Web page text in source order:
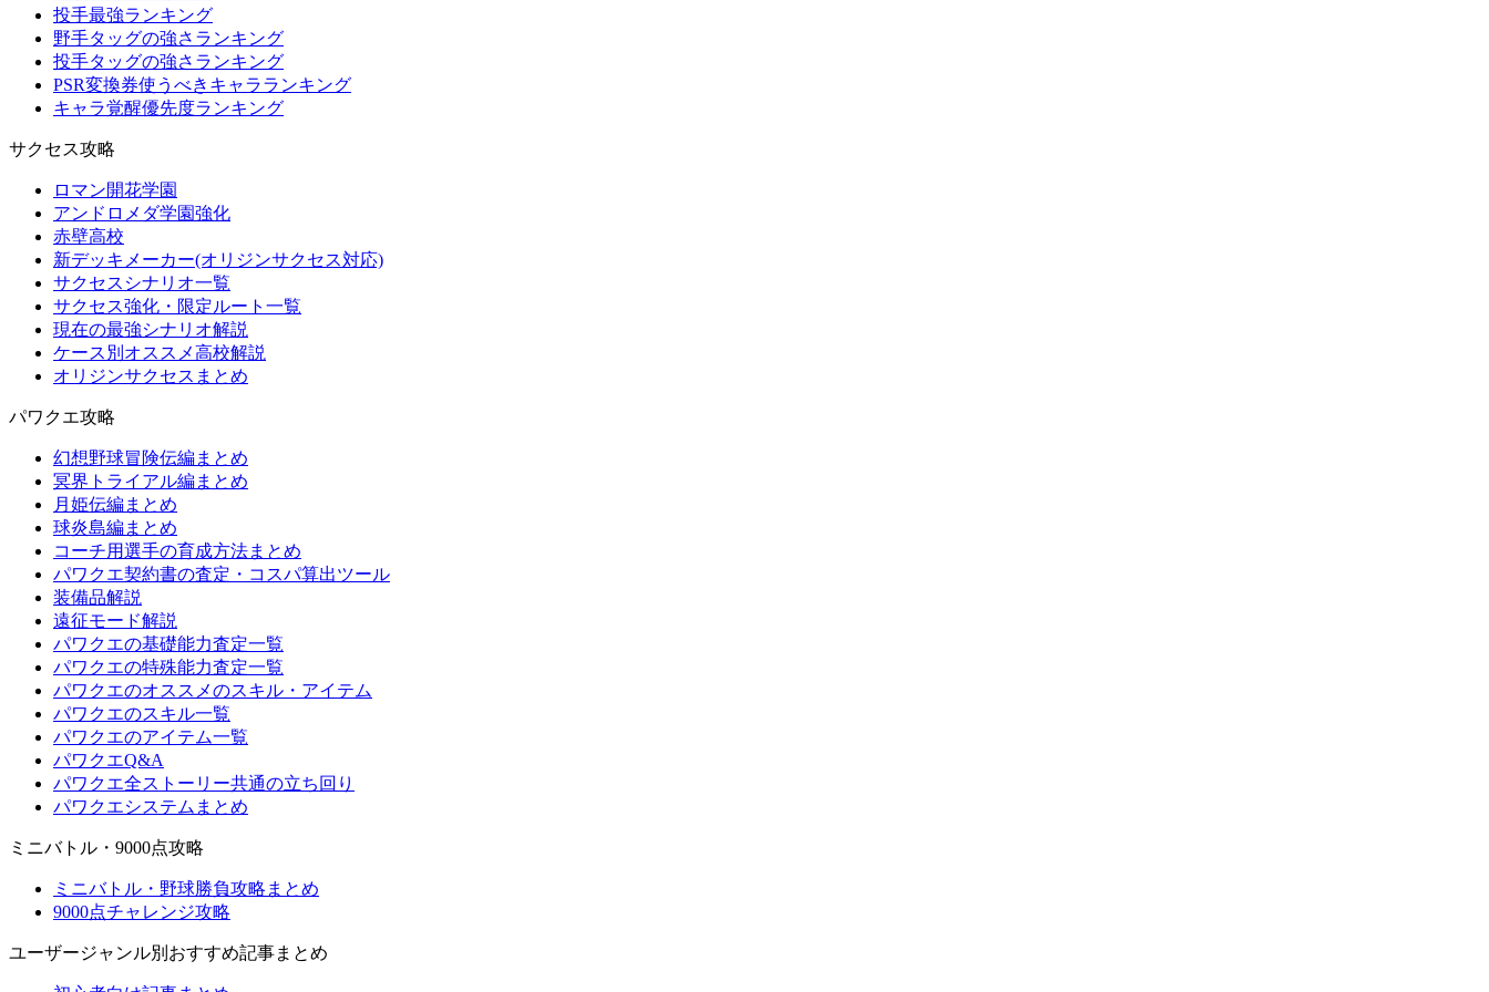
投手最強ランキング
野手タッグの強さランキング
投手タッグの強さランキング
PSR変換券使うべきキャラランキング
キャラ覚醒優先度ランキング
サクセス攻略
ロマン開花学園
アンドロメダ学園強化
赤壁高校
新デッキメーカー(オリジンサクセス対応)
サクセスシナリオ一覧
サクセス強化・限定ルート一覧
現在の最強シナリオ解説
ケース別オススメ高校解説
オリジンサクセスまとめ
パワクエ攻略
幻想野球冒険伝編まとめ
冥界トライアル編まとめ
月姫伝編まとめ
球炎島編まとめ
コーチ用選手の育成方法まとめ
パワクエ契約書の査定・コスパ算出ツール
装備品解説
遠征モード解説
パワクエの基礎能力査定一覧
パワクエの特殊能力査定一覧
パワクエのオススメのスキル・アイテム
パワクエのスキル一覧
パワクエのアイテム一覧
パワクエQ&A
パワクエ全ストーリー共通の立ち回り
パワクエシステムまとめ
ミニバトル・9000点攻略
ミニバトル・野球勝負攻略まとめ
9000点チャレンジ攻略
ユーザージャンル別おすすめ記事まとめ